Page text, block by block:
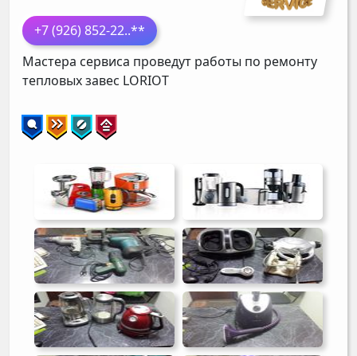
+7 (926) 852-22..**
Мастера сервиса проведут работы по ремонту
тепловых завес LORIOT